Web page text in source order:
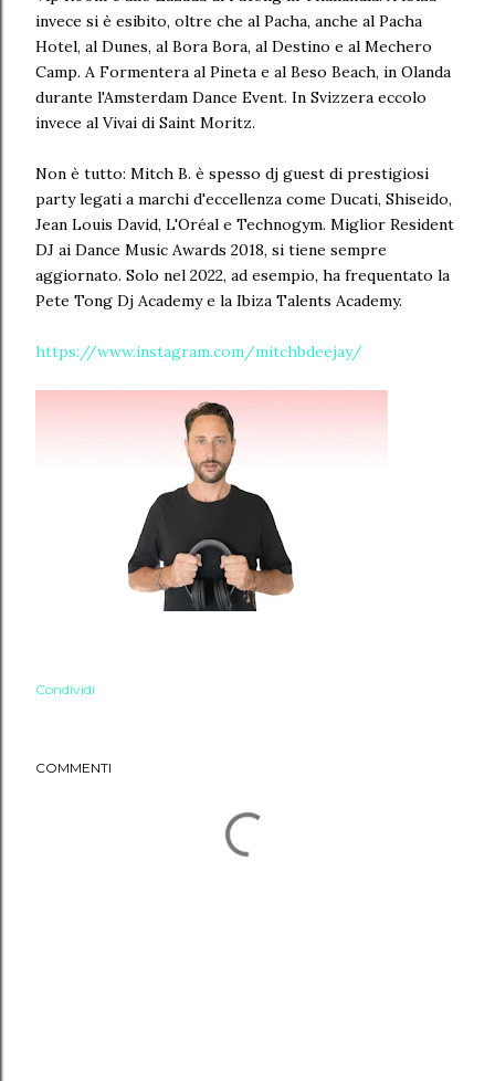
invece si è esibito, oltre che al Pacha, anche al Pacha
Hotel, al Dunes, al Bora Bora, al Destino e al Mechero
Camp. A Formentera al Pineta e al Beso Beach, in Olanda
durante l'Amsterdam Dance Event. In Svizzera eccolo
invece al Vivai di Saint Moritz.
Non è tutto: Mitch B. è spesso dj guest di prestigiosi
party legati a marchi d'eccellenza come Ducati, Shiseido,
Jean Louis David, L'Oréal e Technogym. Miglior Resident
DJ ai Dance Music Awards 2018, si tiene sempre
aggiornato. Solo nel 2022, ad esempio, ha frequentato la
Pete Tong Dj Academy e la Ibiza Talents Academy.
https://www.instagram.com/mitchbdeejay/
Condividi
COMMENTI